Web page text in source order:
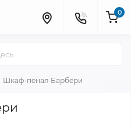
0
Шкаф-пенал Барбери